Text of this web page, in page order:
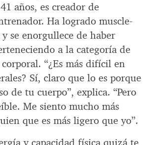
años, es creador de
Ha logrado muscle-
se enorgullece de haber
a la categoría de
“¿Es más difícil en
Sí, claro que lo es porque
de tu cuerpo”, explica. “Pero
Me siento mucho más
que es más ligero que yo”.